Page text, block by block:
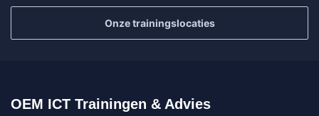
Onze trainingslocaties
OEM ICT Trainingen & Advies